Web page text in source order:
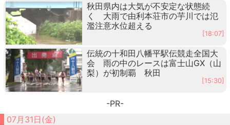
秋田県内は大気が不安定な状態続
く 大雨で由利本荘市の芋川では氾
濫注意水位超える
[18:07]
伝統の十和田八幡平駅伝競走全国大
会 雨の中のレースは富士山GX（山
梨）が初制覇 秋田
[15:30]
-PR-
07月31日(金)